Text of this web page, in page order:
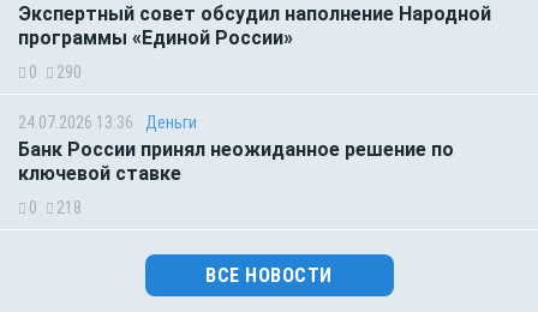
Экспертный совет обсудил наполнение Народной
программы «Единой России»
0 290
24.07.2026 13:36 Деньги
Банк России принял неожиданное решение по
ключевой ставке
0 218
ВСЕ НОВОСТИ